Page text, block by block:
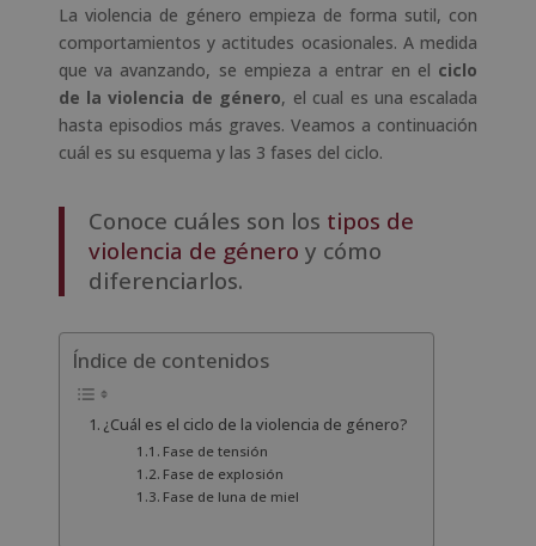
La violencia de género empieza de forma sutil, con
comportamientos y actitudes ocasionales. A medida
que va avanzando, se empieza a entrar en el ciclo
de la violencia de género, el cual es una escalada
hasta episodios más graves. Veamos a continuación
cuál es su esquema y las 3 fases del ciclo.
Conoce cuáles son los tipos de
violencia de género y cómo
diferenciarlos.
Índice de contenidos
¿Cuál es el ciclo de la violencia de género?
Fase de tensión
Fase de explosión
Fase de luna de miel